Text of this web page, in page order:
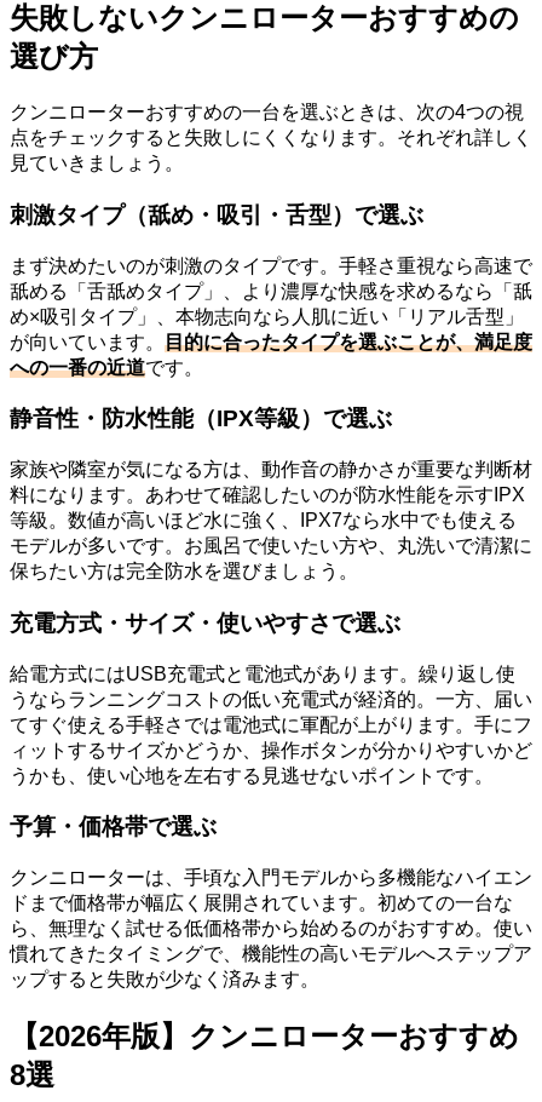
失敗しないクンニローターおすすめの
選び方
クンニローターおすすめの一台を選ぶときは、次の4つの視
点をチェックすると失敗しにくくなります。それぞれ詳しく
見ていきましょう。
刺激タイプ（舐め・吸引・舌型）で選ぶ
まず決めたいのが刺激のタイプです。手軽さ重視なら高速で
舐める「舌舐めタイプ」、より濃厚な快感を求めるなら「舐
め×吸引タイプ」、本物志向なら人肌に近い「リアル舌型」
が向いています。 目的に合ったタイプを選ぶことが、満足度
への一番の近道です。
静音性・防水性能（IPX等級）で選ぶ
家族や隣室が気になる方は、動作音の静かさが重要な判断材
料になります。あわせて確認したいのが防水性能を示すIPX
等級。数値が高いほど水に強く、IPX7なら水中でも使える
モデルが多いです。お風呂で使いたい方や、丸洗いで清潔に
保ちたい方は完全防水を選びましょう。
充電方式・サイズ・使いやすさで選ぶ
給電方式にはUSB充電式と電池式があります。繰り返し使
うならランニングコストの低い充電式が経済的。一方、届い
てすぐ使える手軽さでは電池式に軍配が上がります。手にフ
ィットするサイズかどうか、操作ボタンが分かりやすいかど
うかも、使い心地を左右する見逃せないポイントです。
予算・価格帯で選ぶ
クンニローターは、手頃な入門モデルから多機能なハイエン
ドまで価格帯が幅広く展開されています。初めての一台な
ら、無理なく試せる低価格帯から始めるのがおすすめ。使い
慣れてきたタイミングで、機能性の高いモデルへステップア
ップすると失敗が少なく済みます。
【2026年版】クンニローターおすすめ
8選